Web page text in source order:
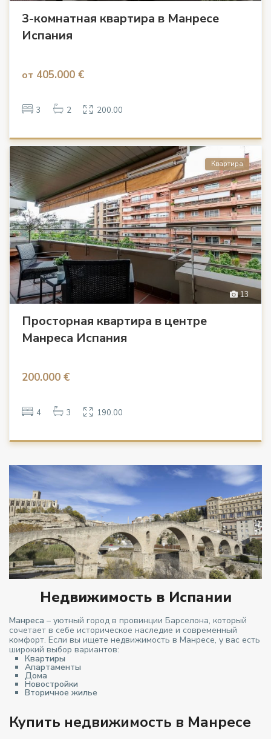
3-комнатная квартира в Манресе
Испания
от 405.000 €
3 2 200.00
13
Квартира
Просторная квартира в центре
Манреса Испания
200.000 €
4 3 190.00
Недвижимость в Испании
Манреса – уютный город в провинции Барселона, который
сочетает в себе историческое наследие и современный
комфорт. Если вы ищете недвижимость в Манресе, у вас есть
широкий выбор вариантов:
Квартиры
Апартаменты
Дома
Новостройки
Вторичное жилье
Купить недвижимость в Манресе